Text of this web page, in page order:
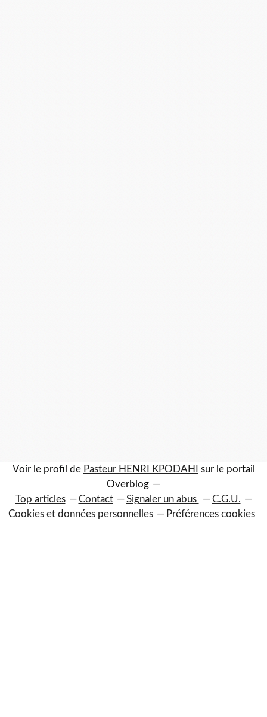
Voir le profil de Pasteur HENRI KPODAHI
sur le portail
Overblog
Top articles
Contact Signaler un abus
C.G.U.
Cookies et données personnelles
Préférences cookies